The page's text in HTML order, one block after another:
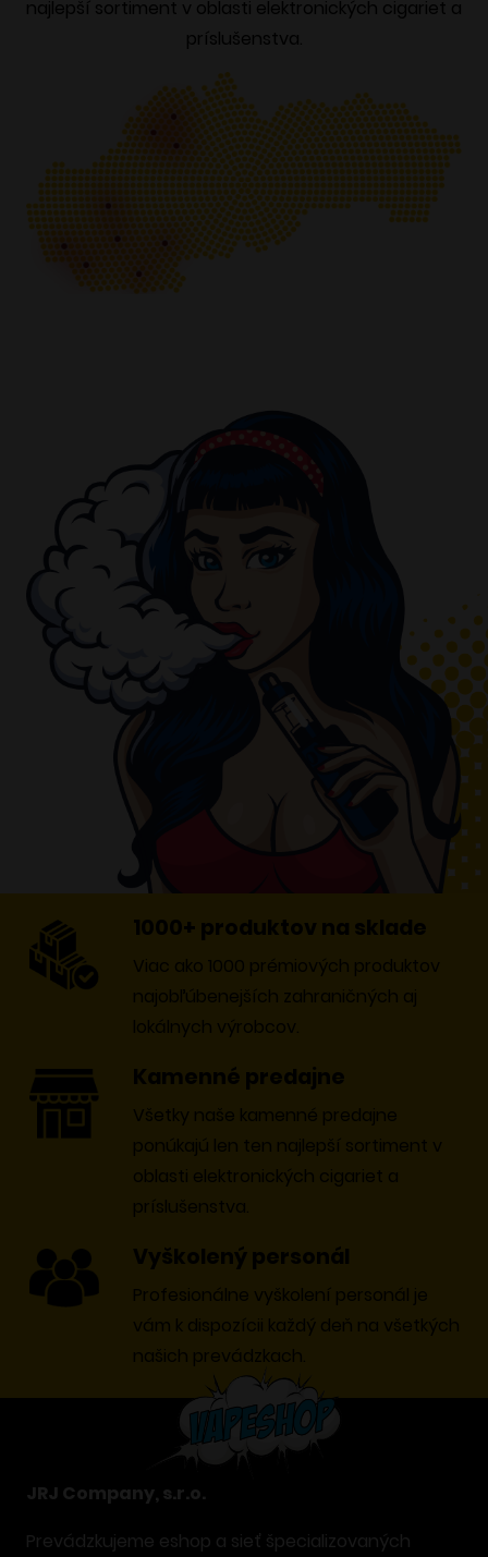
najlepší sortiment v oblasti elektronických cigariet a
príslušenstva.
1000+ produktov na sklade
Viac ako 1000 prémiových produktov
najobľúbenejších zahraničných aj
lokálnych výrobcov.
Kamenné predajne
Všetky naše kamenné predajne
ponúkajú len ten najlepší sortiment v
oblasti elektronických cigariet a
príslušenstva.
Vyškolený personál
Profesionálne vyškolení personál je
vám k dispozícii každý deň na všetkých
našich prevádzkach.
JRJ Company, s.r.o.
Prevádzkujeme eshop a sieť špecializovaných